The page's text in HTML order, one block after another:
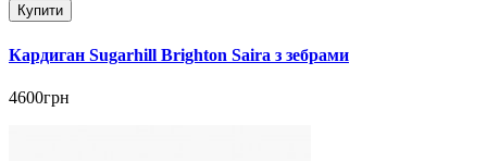
Купити
Кардиган Sugarhill Brighton Saira з зебрами
4600грн